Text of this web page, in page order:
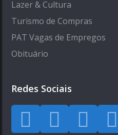
Lazer & Cultura
Turismo de Compras
PAT Vagas de Empregos
Obituário
Redes Sociais